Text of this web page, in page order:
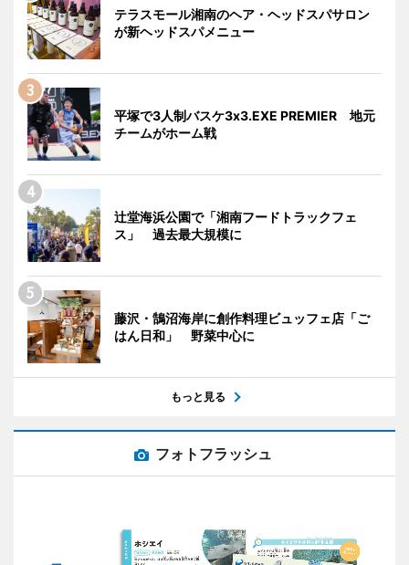
テラスモール湘南のヘア・ヘッドスパサロン
が新ヘッドスパメニュー
平塚で3人制バスケ3x3.EXE PREMIER 地元
チームがホーム戦
辻堂海浜公園で「湘南フードトラックフェ
ス」 過去最大規模に
藤沢・鵠沼海岸に創作料理ビュッフェ店「ご
はん日和」 野菜中心に
もっと見る
フォトフラッシュ